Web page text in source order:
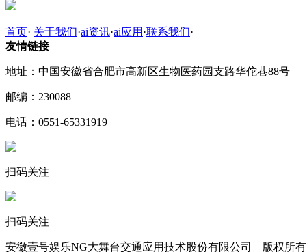
首页· 关于我们·ai资讯·ai应用 ·联系我们·
友情链接
地址：中国安徽省合肥市高新区生物医药园支路华佗巷88号
邮编：230088
电话：0551-65331919
扫码关注
扫码关注
安徽壹号娱乐NG大舞台交通应用技术股份有限公司 版权所有